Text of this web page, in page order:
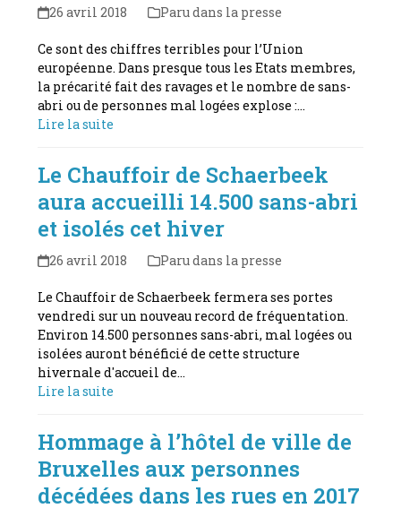
26 avril 2018 Paru dans la presse
Ce sont des chiffres terribles pour l’Union
européenne. Dans presque tous les Etats membres,
la précarité fait des ravages et le nombre de sans-
abri ou de personnes mal logées explose :…
Lire la suite
Le Chauffoir de Schaerbeek
aura accueilli 14.500 sans-abri
et isolés cet hiver
26 avril 2018 Paru dans la presse
Le Chauffoir de Schaerbeek fermera ses portes
vendredi sur un nouveau record de fréquentation.
Environ 14.500 personnes sans-abri, mal logées ou
isolées auront bénéficié de cette structure
hivernale d'accueil de…
Lire la suite
Hommage à l’hôtel de ville de
Bruxelles aux personnes
décédées dans les rues en 2017